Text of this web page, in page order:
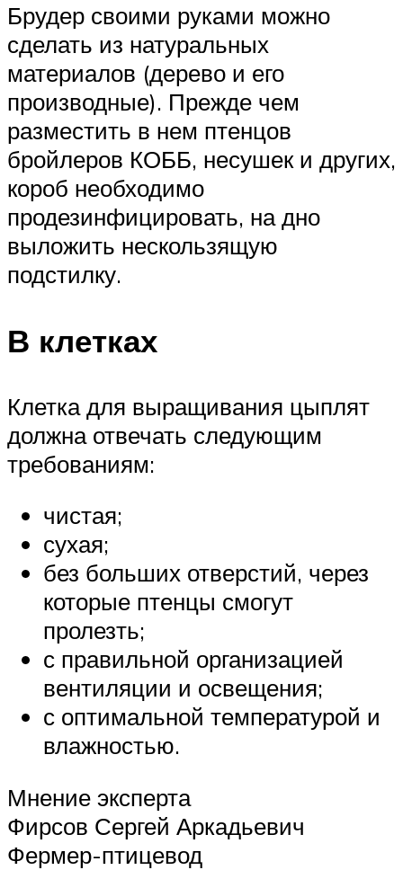
Брудер своими руками можно
сделать из натуральных
материалов (дерево и его
производные). Прежде чем
разместить в нем птенцов
бройлеров КОББ, несушек и других,
короб необходимо
продезинфицировать, на дно
выложить нескользящую
подстилку.
В клетках
Клетка для выращивания цыплят
должна отвечать следующим
требованиям:
чистая;
сухая;
без больших отверстий, через
которые птенцы смогут
пролезть;
с правильной организацией
вентиляции и освещения;
с оптимальной температурой и
влажностью.
Мнение эксперта
Фирсов Сергей Аркадьевич
Фермер-птицевод